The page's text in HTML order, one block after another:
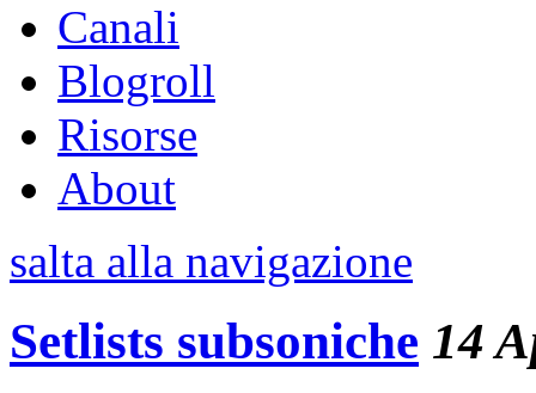
Canali
Blogroll
Risorse
About
salta alla navigazione
Setlists subsoniche 14